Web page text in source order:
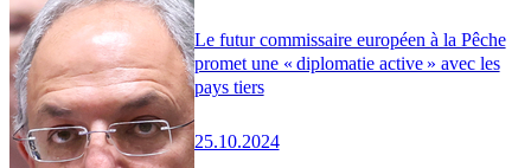
Le futur commissaire européen à la Pêche
promet une « diplomatie active » avec les
pays tiers
25.10.2024